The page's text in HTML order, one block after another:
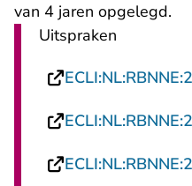
van 4 jaren opgelegd.
Uitspraken